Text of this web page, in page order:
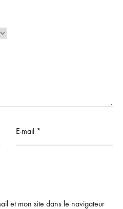
E-mail *
et mon site dans le navigateur